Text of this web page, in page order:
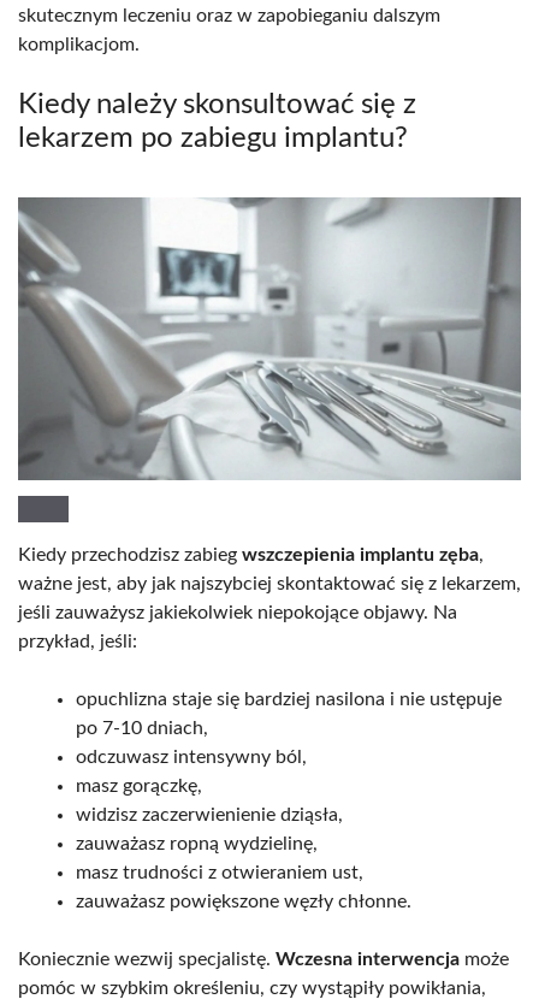
skutecznym leczeniu oraz w zapobieganiu dalszym
komplikacjom.
Kiedy należy skonsultować się z
lekarzem po zabiegu implantu?
Kiedy przechodzisz zabieg wszczepienia implantu zęba,
ważne jest, aby jak najszybciej skontaktować się z lekarzem,
jeśli zauważysz jakiekolwiek niepokojące objawy. Na
przykład, jeśli:
opuchlizna staje się bardziej nasilona i nie ustępuje
po 7-10 dniach,
odczuwasz intensywny ból,
masz gorączkę,
widzisz zaczerwienienie dziąsła,
zauważasz ropną wydzielinę,
masz trudności z otwieraniem ust,
zauważasz powiększone węzły chłonne.
Koniecznie wezwij specjalistę. Wczesna interwencja może
pomóc w szybkim określeniu, czy wystąpiły powikłania,